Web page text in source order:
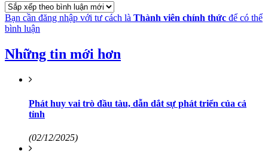
Bạn cần đăng nhập với tư cách là Thành viên chính thức để có thể
bình luận
Những tin mới hơn
Phát huy vai trò đầu tàu, dẫn dắt sự phát triển của cả
tỉnh
(02/12/2025)